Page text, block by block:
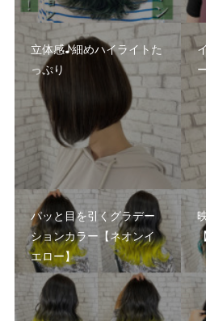
立体感♪細めハイライトた
っぷり
パッと目を引くグラデー
ションカラー【ネオンイ
エロー】